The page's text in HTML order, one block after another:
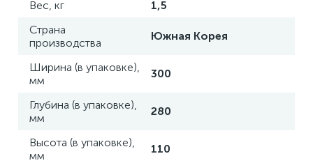
Вес, кг
1,5
Страна
производства
Южная Корея
Ширина (в упаковке),
мм
300
Глубина (в упаковке),
мм
280
Высота (в упаковке),
мм
110